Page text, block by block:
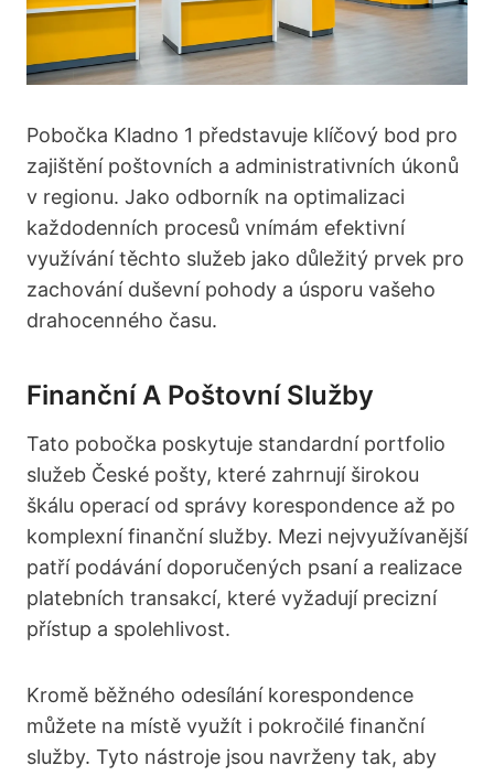
Pobočka Kladno 1 představuje klíčový bod pro
zajištění poštovních a administrativních úkonů
v regionu. Jako odborník na optimalizaci
každodenních procesů vnímám efektivní
využívání těchto služeb jako důležitý prvek pro
zachování duševní pohody a úsporu vašeho
drahocenného času.
Finanční A Poštovní Služby
Tato pobočka poskytuje standardní portfolio
služeb České pošty, které zahrnují širokou
škálu operací od správy korespondence až po
komplexní finanční služby. Mezi nejvyužívanější
patří podávání doporučených psaní a realizace
platebních transakcí, které vyžadují precizní
přístup a spolehlivost.
Kromě běžného odesílání korespondence
můžete na místě využít i pokročilé finanční
služby. Tyto nástroje jsou navrženy tak, aby